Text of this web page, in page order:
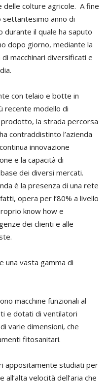
colture agricole. A fine
settantesimo anno di
durante il quale ha saputo
dopo giorno, mediante la
macchinari diversificati e
con telaio e botte in
recente modello di
la strada percorsa
contraddistinto l’azienda
innovazione
e la capacità di
dei diversi mercati.
è la presenza di una rete
opera per l’80% a livello
know how e
dei clienti e alle
una vasta gamma di
macchine funzionali al
e dotati di ventilatori
varie dimensioni, che
fitosanitari.
appositamente studiati per
velocità dell’aria che